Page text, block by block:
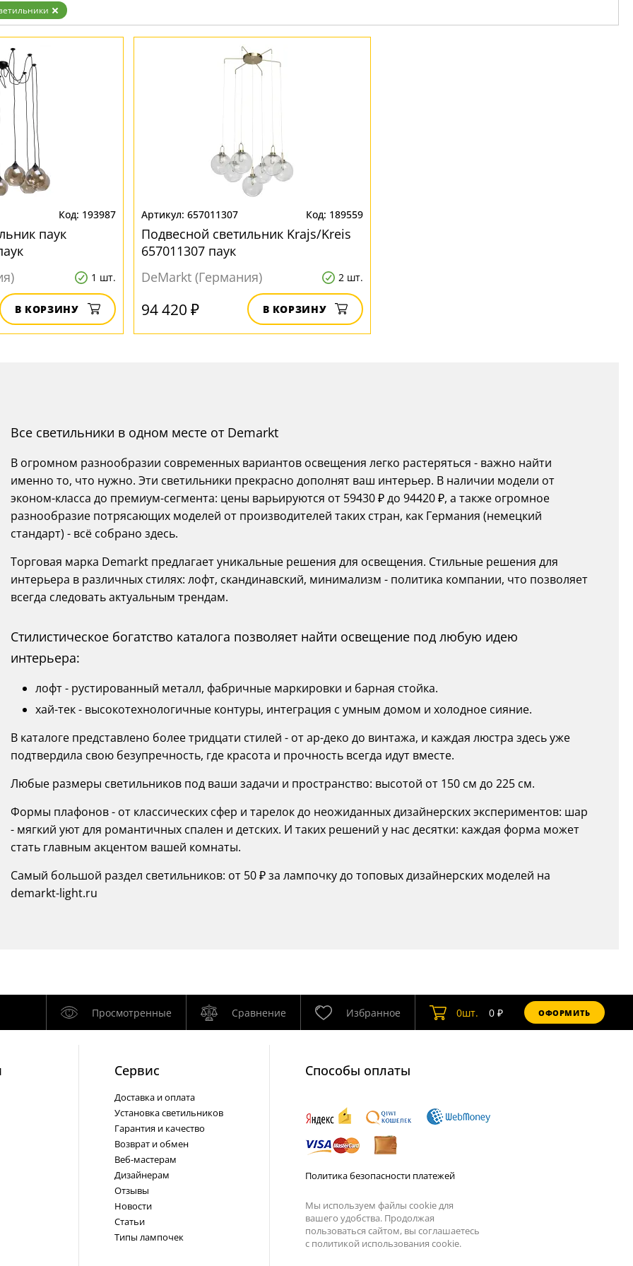
Бронза
Золото
Прозрачные
193987
паук
1 шт.
В КОРЗИНУ
657011307 189559
Подвесной светильник Krajs/Kreis
657011307 паук
DeMarkt (Германия)
2 шт.
94 420 ₽ В КОРЗИНУ
Все светильники в одном месте от Demarkt
В огромном разнообразии современных вариантов освещения легко растеряться - важно найти
именно то, что нужно. Эти светильники прекрасно дополнят ваш интерьер. В наличии модели от
эконом-класса до премиум-сегмента: цены варьируются от 59430 ₽ до 94420 ₽, а также огромное
разнообразие потрясающих моделей от производителей таких стран, как Германия (немецкий
стандарт) - всё собрано здесь.
Торговая марка Demarkt предлагает уникальные решения для освещения. Стильные решения для
интерьера в различных стилях: лофт, скандинавский, минимализм - политика компании, что позволяет
всегда следовать актуальным трендам.
Стилистическое богатство каталога позволяет найти освещение под любую идею
интерьера:
лофт - рустированный металл, фабричные маркировки и барная стойка.
хай-тек - высокотехнологичные контуры, интеграция с умным домом и холодное сияние.
В каталоге представлено более тридцати стилей - от ар-деко до винтажа, и каждая люстра здесь уже
подтвердила свою безупречность, где красота и прочность всегда идут вместе.
Любые размеры светильников под ваши задачи и пространство: высотой от 150 см до 225 см.
Формы плафонов - от классических сфер и тарелок до неожиданных дизайнерских экспериментов: шар
- мягкий уют для романтичных спален и детских. И таких решений у нас десятки: каждая форма может
стать главным акцентом вашей комнаты.
Самый большой раздел светильников: от 50 ₽ за лампочку до топовых дизайнерских моделей на
demarkt-light.ru
Просмотренные Сравнение Избранное 0шт. 0₽ ОФОРМИТЬ
Cервис
Доставка и оплата
Установка светильников
Гарантия и качество
Возврат и обмен
Веб-мастерам
Дизайнерам
Отзывы
Новости
Статьи
Типы лампочек
Способы оплаты
Политика безопасности платежей
Мы используем файлы cookie для
вашего удобства. Продолжая
пользоваться сайтом, вы соглашаетесь
с политикой использования cookie.